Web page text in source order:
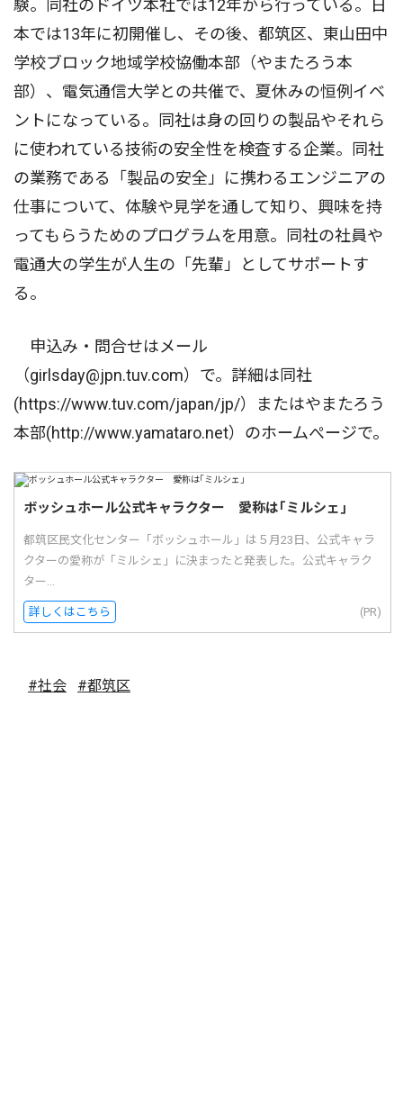
験。同社のドイツ本社では12年から行っている。日
本では13年に初開催し、その後、都筑区、東山田中
学校ブロック地域学校協働本部（やまたろう本
部）、電気通信大学との共催で、夏休みの恒例イベ
ントになっている。同社は身の回りの製品やそれら
に使われている技術の安全性を検査する企業。同社
の業務である「製品の安全」に携わるエンジニアの
仕事について、体験や見学を通して知り、興味を持
ってもらうためのプログラムを用意。同社の社員や
電通大の学生が人生の「先輩」としてサポートす
る。
申込み・問合せはメール
（girlsday@jpn.tuv.com）で。詳細は同社
(https://www.tuv.com/japan/jp/）またはやまたろう
本部(http://www.yamataro.net）のホームぺージで。
ボッシュホール公式キャラクター 愛称は｢ミルシェ｣
都筑区民文化センター「ボッシュホール」は５月23日、公式キャラ
クターの愛称が「ミルシェ」に決まったと発表した。公式キャラク
ター...
詳しくはこちら (PR)
#社会 #都筑区